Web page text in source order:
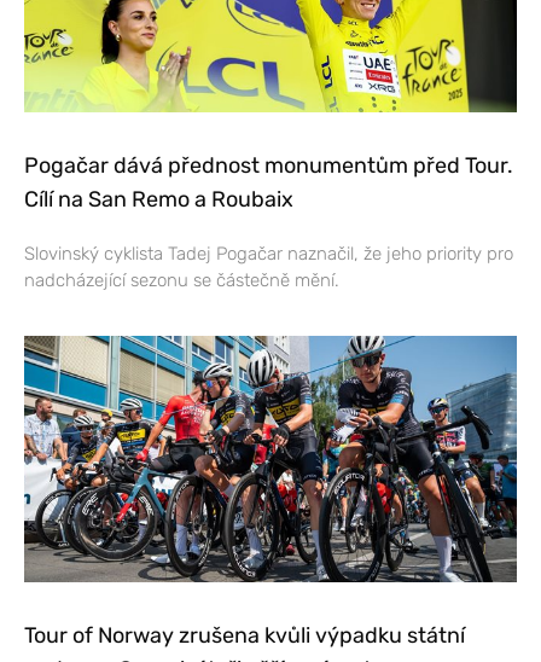
Pogačar dává přednost monumentům před Tour.
Cílí na San Remo a Roubaix
Slovinský cyklista Tadej Pogačar naznačil, že jeho priority pro
nadcházející sezonu se částečně mění.
Tour of Norway zrušena kvůli výpadku státní